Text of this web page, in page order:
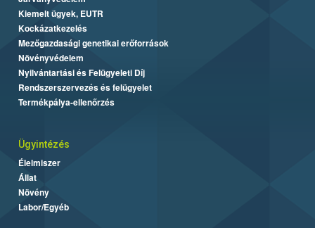
Kiemelt ügyek, EUTR
Kockázatkezelés
Mezőgazdasági genetikai erőforrások
Növényvédelem
Nyilvántartási és Felügyeleti Díj
Rendszerszervezés és felügyelet
Termékpálya-ellenőrzés
Ügyintézés
Élelmiszer
Állat
Növény
Labor/Egyéb